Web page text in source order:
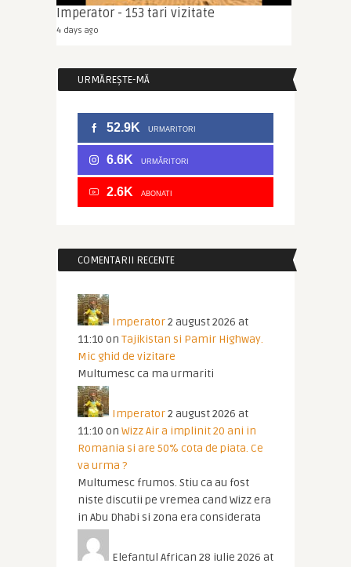
Imperator - 153 tari vizitate
4 days ago
URMĂREȘTE-MĂ
52.9K URMARITORI
6.6K URMĂRITORI
2.6K ABONATI
COMENTARII RECENTE
Imperator2 august 2026 at
11:10 on Tajikistan si Pamir Highway.
Mic ghid de vizitare
Multumesc ca ma urmariti
Imperator2 august 2026 at
11:10 on Wizz Air a implinit 20 ani in
Romania si are 50% cota de piata. Ce
va urma ?
Multumesc frumos. Stiu ca au fost
niste discutii pe vremea cand Wizz era
in Abu Dhabi si zona era considerata
Elefantul African 28 iulie 2026 at